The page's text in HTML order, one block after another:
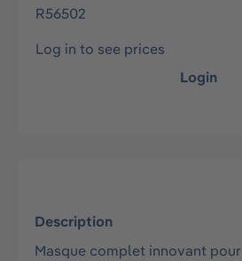
R56502
Log in to see prices
Login
Description
Masque complet innovant